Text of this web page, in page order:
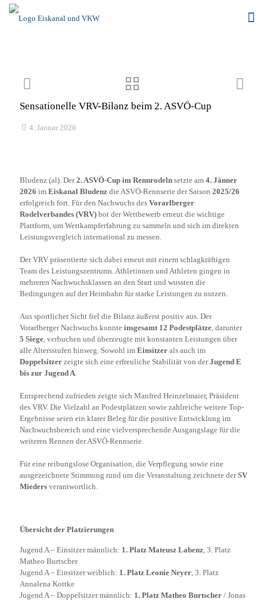
Sensationelle VRV-Bilanz beim 2. ASVÖ-Cup
4. Januar 2026
Bludenz (al). Der2. ASVÖ-Cup im Rennrodeln setzte am 4. Jänner
2026 im Eiskanal Bludenz die ASVÖ-Rennserie der Saison 2025/26
erfolgreich fort. Für den Nachwuchs des Vorarlberger
Rodelverbandes (VRV) bot der Wettbewerb erneut die wichtige
Plattform, um Wettkampferfahrung zu sammeln und sich im direkten
Leistungsvergleich international zu messen.
Der VRV präsentierte sich dabei erneut mit einem schlagkräftigen
Team des Leistungszentrums. Athletinnen und Athleten gingen in
mehreren Nachwuchsklassen an den Start und wussten die
Bedingungen auf der Heimbahn für starke Leistungen zu nutzen.
Aus sportlicher Sicht fiel die Bilanz äußerst positiv aus. Der
Vorarlberger Nachwuchs konnte insgesamt 12 Podestplätze, darunter
5 Siege, verbuchen und überzeugte mit konstanten Leistungen über
alle Altersstufen hinweg. Sowohl im Einsitzer als auch im
Doppelsitzer zeigte sich eine erfreuliche Stabilität von derJugend E
bis zur Jugend A.
Entsprechend zufrieden zeigte sich Manfred Heinzelmaier, Präsident
des VRV. Die Vielzahl an Podestplätzen sowie zahlreiche weitere Top-
Ergebnisse seien ein klarer Beleg für die positive Entwicklung im
Nachwuchsbereich und eine vielversprechende Ausgangslage für die
weiteren Rennen der ASVÖ-Rennserie.
Für eine reibungslose Organisation, die Verpflegung sowie eine
ausgezeichnete Stimmung rund um die Veranstaltung zeichnete derSV
Mieders verantwortlich.
Übersicht der Platzierungen
Jugend A – Einsitzer männlich: 1. Platz Mateusz Labenz, 3. Platz
Matheo Burtscher
Jugend A – Einsitzer weiblich: 1. Platz Leonie Neyer, 3. Platz
Annalena Kottke
Jugend A – Doppelsitzer männlich: 1. Platz Matheo Burtscher / Jonas